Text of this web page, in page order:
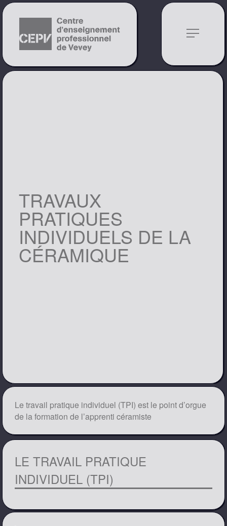
notes
TRAVAUX
PRATIQUES
INDIVIDUELS DE LA
CÉRAMIQUE
Le travail pratique individuel (TPI) est le point d’orgue
de la formation de l’apprenti céramiste
LE TRAVAIL PRATIQUE
INDIVIDUEL (TPI)